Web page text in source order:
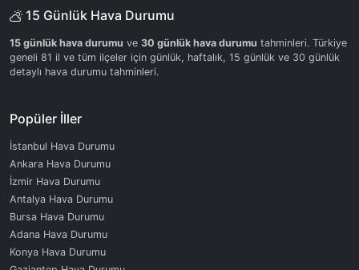
15 Günlük Hava Durumu
15 günlük hava durumu ve 30 günlük hava durumu tahminleri. Türkiye
geneli 81 il ve tüm ilçeler için günlük, haftalık, 15 günlük ve 30 günlük
detaylı hava durumu tahminleri.
Popüler İller
İstanbul Hava Durumu
Ankara Hava Durumu
İzmir Hava Durumu
Antalya Hava Durumu
Bursa Hava Durumu
Adana Hava Durumu
Konya Hava Durumu